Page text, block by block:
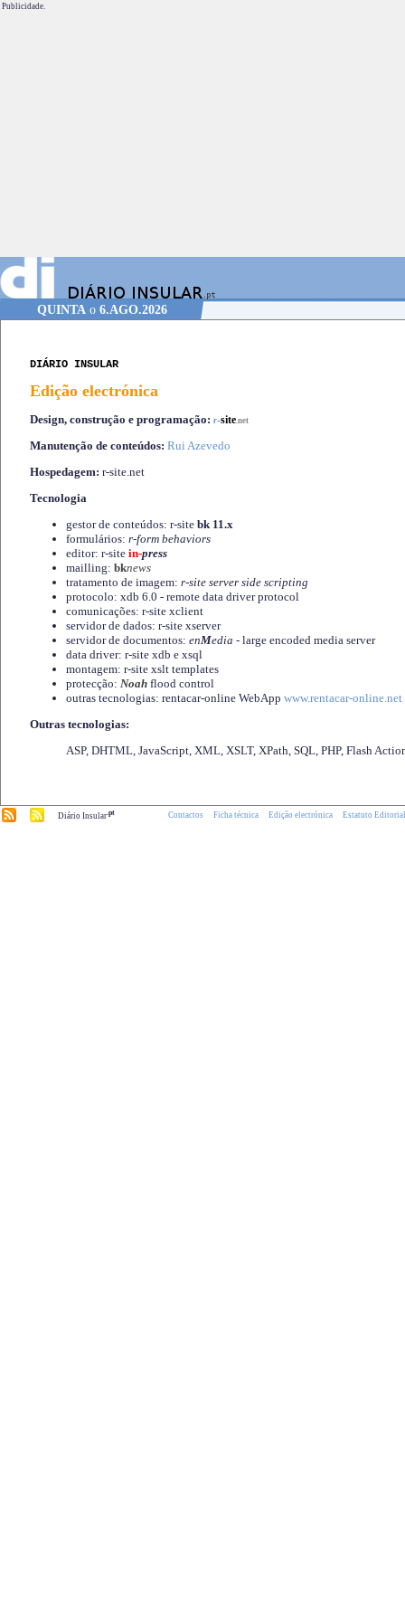
Publicidade.
QUINTAo 6.AGO.2026
DIÁRIO INSULAR
Edição electrónica
Design, construção e programação: r-site.net
Manutenção de conteúdos: Rui Azevedo
Hospedagem: r-site.net
Tecnologia
gestor de conteúdos: r-site bk 11.x
formulários: r-form behaviors
editor: r-site in-press
mailling: bknews
tratamento de imagem: r-site server side scripting
protocolo: xdb 6.0 - remote data driver protocol
comunicações: r-site xclient
servidor de dados: r-site xserver
servidor de documentos: enMedia - large encoded media server
data driver: r-site xdb e xsql
montagem: r-site xslt templates
protecção: Noah flood control
outras tecnologias: rentacar-online WebApp www.rentacar-online.net
Outras tecnologias:
ASP, DHTML, JavaScript, XML, XSLT, XPath, SQL, PHP, Flash
Diário Insular.pt Contactos Ficha técnica Edição electrónica Estatuto Editorial